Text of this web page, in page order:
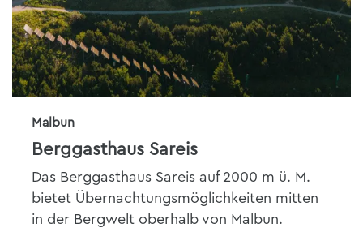
Malbun
Berggasthaus Sareis
Das Berggasthaus Sareis auf 2000 m ü. M.
bietet Übernachtungsmöglichkeiten mitten
in der Bergwelt oberhalb von Malbun.